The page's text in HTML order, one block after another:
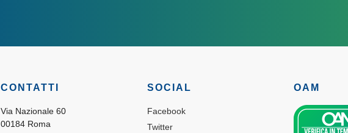
CONTATTI
Via Nazionale 60
00184 Roma
SOCIAL
Facebook
Twitter
OAM